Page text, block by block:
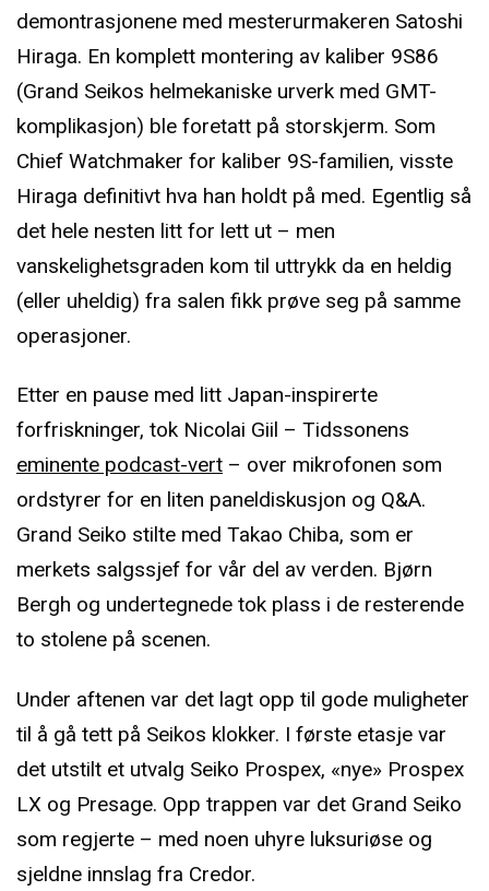
demontrasjonene med mesterurmakeren Satoshi
Hiraga. En komplett montering av kaliber 9S86
(Grand Seikos helmekaniske urverk med GMT-
komplikasjon) ble foretatt på storskjerm. Som
Chief Watchmaker for kaliber 9S-familien, visste
Hiraga definitivt hva han holdt på med. Egentlig så
det hele nesten litt for lett ut – men
vanskelighetsgraden kom til uttrykk da en heldig
(eller uheldig) fra salen fikk prøve seg på samme
operasjoner.
Etter en pause med litt Japan-inspirerte
forfriskninger, tok Nicolai Giil – Tidssonens
eminente podcast-vert – over mikrofonen som
ordstyrer for en liten paneldiskusjon og Q&A.
Grand Seiko stilte med Takao Chiba, som er
merkets salgssjef for vår del av verden. Bjørn
Bergh og undertegnede tok plass i de resterende
to stolene på scenen.
Under aftenen var det lagt opp til gode muligheter
til å gå tett på Seikos klokker. I første etasje var
det utstilt et utvalg Seiko Prospex, «nye» Prospex
LX og Presage. Opp trappen var det Grand Seiko
som regjerte – med noen uhyre luksuriøse og
sjeldne innslag fra Credor.